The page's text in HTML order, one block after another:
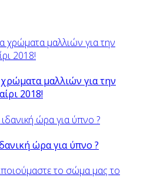
μαλλιών για την
2018!
ώρα για ύπνο ?